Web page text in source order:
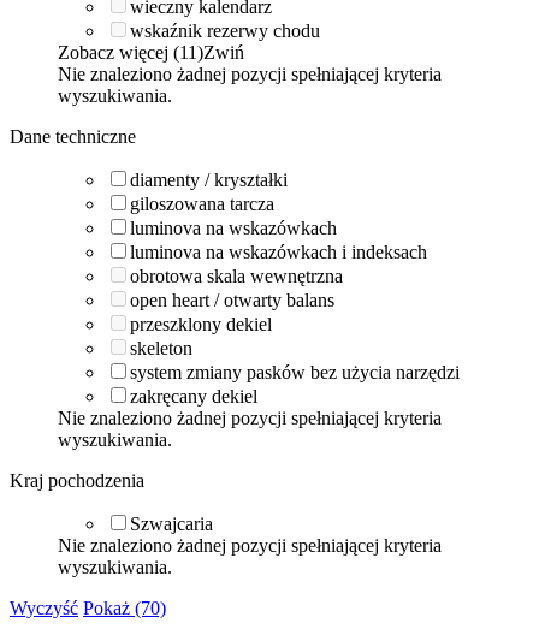
wieczny kalendarz
wskaźnik rezerwy chodu
Zobacz więcej (11)Zwiń
Nie znaleziono żadnej pozycji spełniającej kryteria
wyszukiwania.
Dane techniczne
diamenty / kryształki
giloszowana tarcza
luminova na wskazówkach
luminova na wskazówkach i indeksach
obrotowa skala wewnętrzna
open heart / otwarty balans
przeszklony dekiel
skeleton
system zmiany pasków bez użycia narzędzi
zakręcany dekiel
Nie znaleziono żadnej pozycji spełniającej kryteria
wyszukiwania.
Kraj pochodzenia
Szwajcaria
Nie znaleziono żadnej pozycji spełniającej kryteria
wyszukiwania.
Wyczyść Pokaż (70)